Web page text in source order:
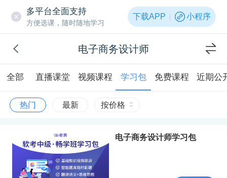
多平台全面支持
方便选课，随时随地学习
下载APP 小程序
电子商务设计师
全部 直播课堂 视频课程 学习包 免费课程 近期公
热门 最新 按价格
电子商务设计师学习包